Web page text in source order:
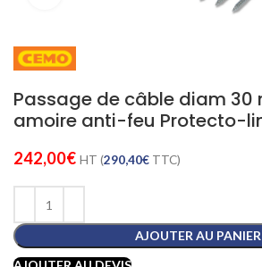
Passage de câble diam 30
amoire anti-feu Protecto-
242,00€ HT (290,40€ TTC)
AJOUTER AU PANIER